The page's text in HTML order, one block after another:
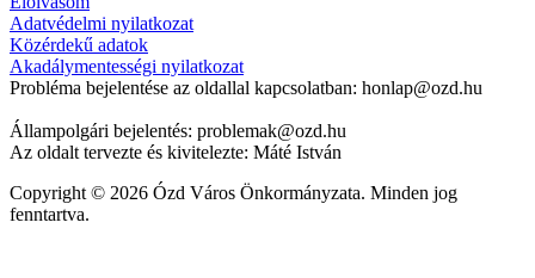
Adatvédelmi nyilatkozat
Közérdekű adatok
Akadálymentességi nyilatkozat
Probléma bejelentése az oldallal kapcsolatban: honlap@ozd.hu
Állampolgári bejelentés: problemak@ozd.hu
Az oldalt tervezte és kivitelezte: Máté István
Copyright © 2026 Ózd Város Önkormányzata. Minden jog
fenntartva.